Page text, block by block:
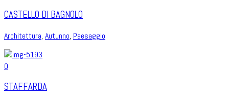
CASTELLO DI BAGNOLO
Architettura, Autunno, Paesaggio
0
STAFFARDA